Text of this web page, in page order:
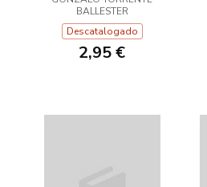
BALLESTER
Descatalogado
2,95 €